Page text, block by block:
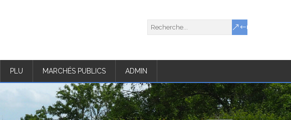
PLU MARCHÉS PUBLICS ADMIN